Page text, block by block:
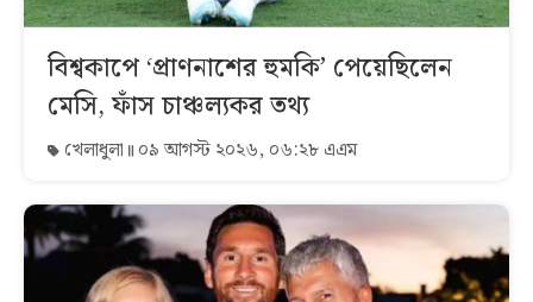
বিশ্বকাপে ‘প্রাণনাশের হুমকি’ পেয়েছিলেন
মেসি, ফাঁস চাঞ্চল্যকর তথ্য
খেলাধুলা ০৯ আগস্ট ২০২৬, ০৬:২৮ এএম